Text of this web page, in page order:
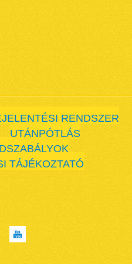
RENDSZER
UTÁNPÓTLÁS
TÁJÉKOZTATÓ